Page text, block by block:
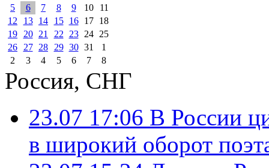
5
6 7 8 9 10
11
12
13 14 15 16 17
18
19
20 21 22 23 24
25
26
27 28 29 30 31
1
2
3 4 5 6 7 8
Россия, СНГ
23.07 17:06 В России
в широкий оборот